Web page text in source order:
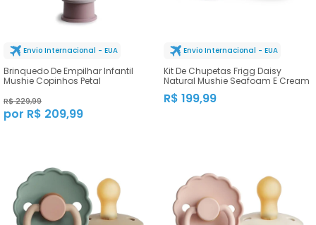
Envio Internacional - EUA
Brinquedo De Empilhar Infantil
Mushie Copinhos Petal
R$ 229,99
por R$ 209,99
Envio Internacional - EUA
Kit De Chupetas Frigg Daisy
Natural Mushie Seafoam E Cream
R$ 199,99